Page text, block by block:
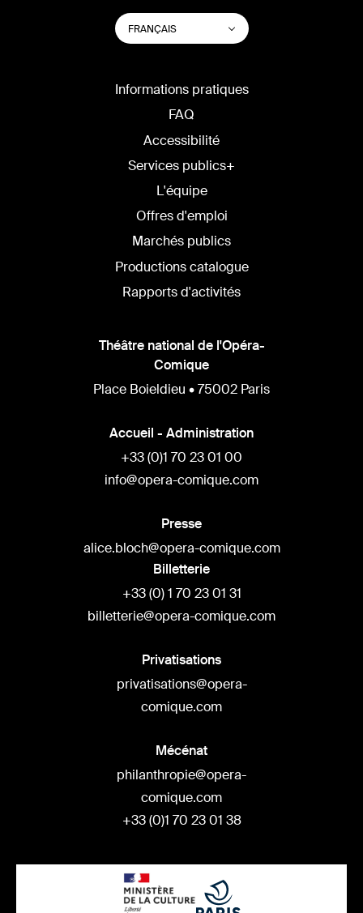
CHANGER
LA
LANGUE
FRANÇAIS Lister les actions
Informations pratiques
FAQ
Accessibilité
Services publics+
L'équipe
Offres d'emploi
Marchés publics
Productions catalogue
Rapports d'activités
Théâtre national de l'Opéra-
Comique
Place Boieldieu • 75002 Paris
Accueil - Administration
+33 (0)1 70 23 01 00
info@opera-comique.com
Presse
alice.bloch@opera-comique.com
Billetterie
+33 (0) 1 70 23 01 31
billetterie@opera-comique.com
Privatisations
privatisations@opera-
comique.com
Mécénat
philanthropie@opera-
comique.com
+33 (0)1 70 23 01 38